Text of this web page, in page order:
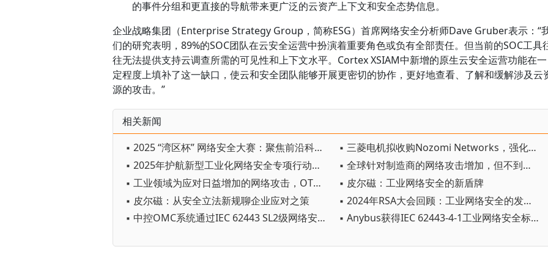
的事件分组和更直接的导航带来更广泛的云资产上下文和安全态势信息。
企业战略集团（Enterprise Strategy Group，简称ESG）首席网络安全分析师Dave Gruber表示：“
们的研究表明，89%的SOC团队在云安全运营中扮演着重要角色或负有全部责任。但当前的SOC工具
往无法提供支持云调查所需的可见性和上下文水平。Cortex XSIAM中新增的原生云安全运营功能在一
定程度上填补了这一缺口，使云和安全团队能够开展更密切的协作，更好地查看、了解和缓解涉及云
源的攻击。”
相关新闻
▪ 2025 “湾区杯” 网络安全大赛：聚焦前沿科技，护航未来城市安全
▪ 三菱电机拟收购Nozomi Networks，强化工业网络安全防御并推动运营转型
▪ 2025年护航新型工业化网络安全专项行动启动
▪ 全球针对制造商的网络攻击增加，但不到一半企业在安全方面做好了准备
▪ 工业领域为应对日益增加的网络攻击，OT网络安全市场将在2028年达216亿美元
▪ 皮尔磁：工业网络安全的新盾牌
▪ 皮尔磁：从安全立法新规聊企业应对之策
▪ 2024年RSA大会回顾：工业网络安全的发展趋势和未来机遇
▪ 中控OMC系统通过IEC 62443 SL2级网络安全国际认证
▪ Anybus获得IEC 62443-4-1工业网络安全标准ML3认证